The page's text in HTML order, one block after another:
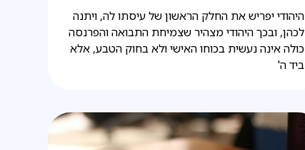
היהודי יפריש את החלק הראשון של עיסתו לה, ויתנה
לכהן, ובכך היהודי מצהיר שצמיחת התבואה והפרנסה
כולה אינה נעשית בכוחו האישי ולא בחוק הטבע, אלא
ביד ה'